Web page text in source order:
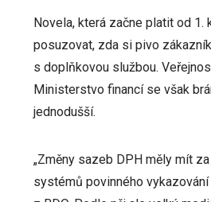
Novela, která začne platit od 1.
posuzovat, zda si pivo
s doplňkovou službou.
Ministerstvo financí se však
jednodušší.
„Změny sazeb DPH měly mít
systémů povinného